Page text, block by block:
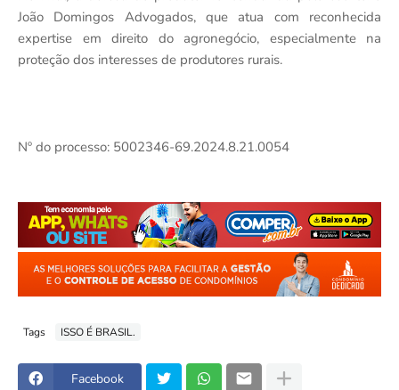
João Domingos Advogados, que atua com reconhecida
expertise em direito do agronegócio, especialmente na
proteção dos interesses de produtores rurais.
Nº do processo: 5002346-69.2024.8.21.0054
Tags ISSO É BRASIL.
Facebook